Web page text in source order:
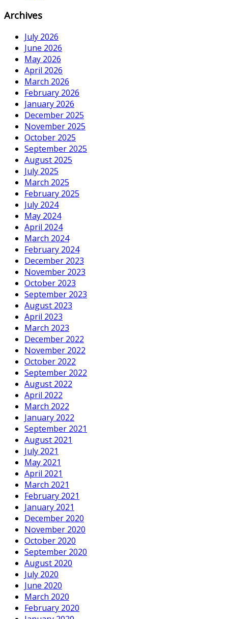
Archives
July 2026
June 2026
May 2026
April 2026
March 2026
February 2026
January 2026
December 2025
November 2025
October 2025
September 2025
August 2025
July 2025
March 2025
February 2025
July 2024
May 2024
April 2024
March 2024
February 2024
December 2023
November 2023
October 2023
September 2023
August 2023
April 2023
March 2023
December 2022
November 2022
October 2022
September 2022
August 2022
April 2022
March 2022
January 2022
September 2021
August 2021
July 2021
May 2021
April 2021
March 2021
February 2021
January 2021
December 2020
November 2020
October 2020
September 2020
August 2020
July 2020
June 2020
March 2020
February 2020